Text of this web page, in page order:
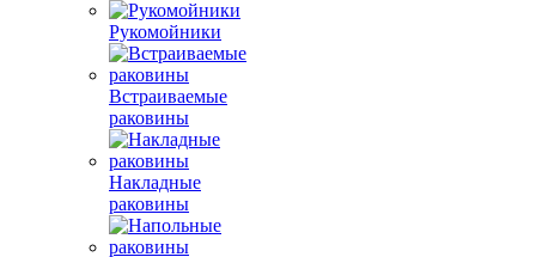
Рукомойники
Встраиваемые
раковины
Накладные
раковины